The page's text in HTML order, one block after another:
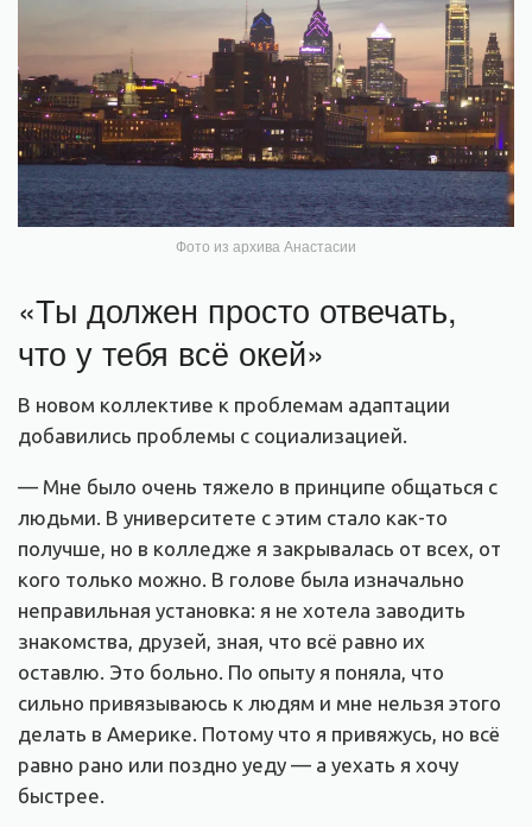
Фото из архива Анастасии
«Ты должен просто отвечать,
что у тебя всё окей»
В новом коллективе к проблемам адаптации
добавились проблемы с социализацией.
— Мне было очень тяжело в принципе общаться с
людьми. В университете с этим стало как-то
получше, но в колледже я закрывалась от всех, от
кого только можно. В голове была изначально
неправильная установка: я не хотела заводить
знакомства, друзей, зная, что всё равно их
оставлю. Это больно. По опыту я поняла, что
сильно привязываюсь к людям и мне нельзя этого
делать в Америке. Потому что я привяжусь, но всё
равно рано или поздно уеду — а уехать я хочу
быстрее.